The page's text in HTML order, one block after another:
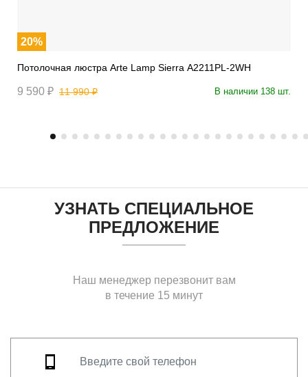
20%
Потолочная люстра Arte Lamp Sierra A2211PL-2WH
9 590 ₽ В наличии 138 шт.
11 990 ₽
УЗНАТЬ СПЕЦИАЛЬНОЕ
ПРЕДЛОЖЕНИЕ
Наш менеджер перезвонит вам
в течение 15 минут